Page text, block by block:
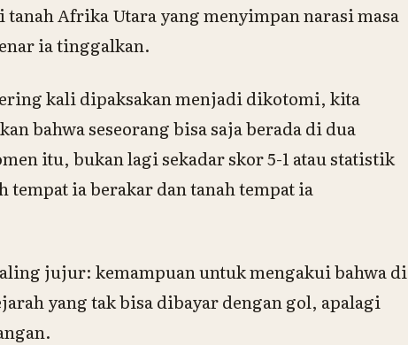
Afrika Utara yang menyimpan narasi masa
ia tinggalkan.
kali dipaksakan menjadi dikotomi, kita
bahwa seseorang bisa saja berada di dua
itu, bukan lagi sekadar skor 5-1 atau statistik
ia berakar dan tanah tempat ia
jujur: kemampuan untuk mengakui bahwa di
yang tak bisa dibayar dengan gol, apalagi